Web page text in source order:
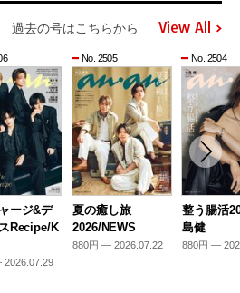
過去の号はこちらから View All
ージ&デ
Recipe/K
No. 2505
夏の癒し旅
2026/NEWS
880円 — 2026.07.22
No. 2504
整う腸活
島健
880円 —